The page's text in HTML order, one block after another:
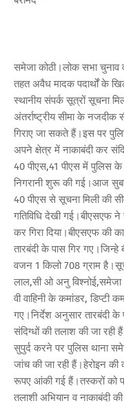
समेजा कोठी।लोक सभा चुनाव
तहत अवैध मादक पदार्थों के
स्थानीय संपर्क सूत्रों सूचना
अंतर्राष्ट्रीय सीमा के नजदीक
गिराए जा सकते हैं।इस पर
अपने क्षेत्र में नाकाबंदी कर
40 पीएस,41 पीएस में पुलिस
निगरानी शुरू की गई।आज
40 पीएस से सूचना मिली की
गतिविधि देखी गई।बीएसएफ ने
कर गिरा दिया।बीएसएफ की
तारबंदी के पास गिर
वजन 1 किलो 708 ग्राम
लाल,सी ओ अनु विश्नोई,समेजा
वी वाहिनी के कमांडर, डिप्टी
गए।निर्देश अनुसार तारबंदी
संदिग्धों की तलाश की जा रही
सुपुर्द करने पर पुलिस थाना
जांच की जा रही हैं।हेरोइन की
रूपए आंकी गई हैं।तस्करों को
तलाशी अभियान व नाकाबंदी